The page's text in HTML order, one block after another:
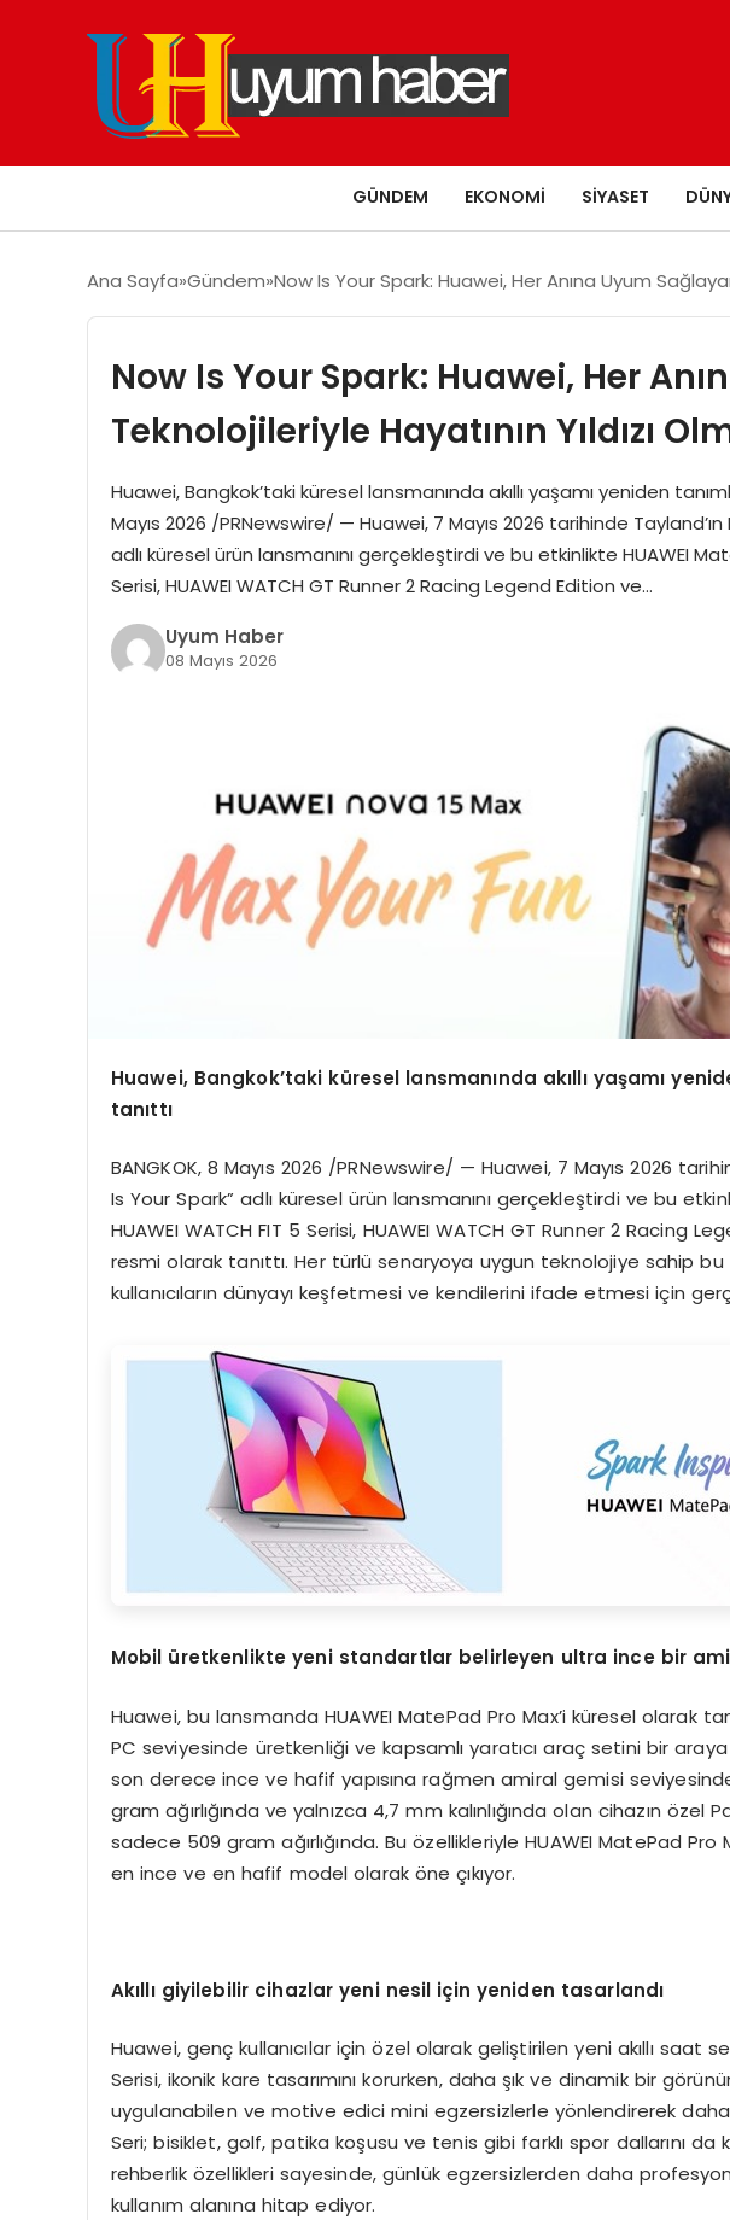
GÜNDEM EKONOMI SIYASET
Ana Sayfa Gündem Now Is Your Spark: Huawei, Her Anına Uyum
Now Is Your Spark: Huawei, Her
Teknolojileriyle Hayatının Yıldızı
Huawei, Bangkok’taki küresel lansmanında akıllı yaşamı yeniden
Mayıs 2026 /PRNewswire/ — Huawei, 7 Mayıs 2026 tarihinde
adlı küresel ürün lansmanını gerçekleştirdi ve bu etkinlikte HUAWEI
Serisi, HUAWEI WATCH GT Runner 2 Racing Legend Edition ve…
Uyum Haber
08 Mayıs 2026
Huawei, Bangkok’taki küresel lansmanında akıllı yaşamı
tanıttı
BANGKOK, 8 Mayıs 2026 /PRNewswire/ — Huawei, 7 Mayıs 2026
Is Your Spark” adlı küresel ürün lansmanını gerçekleştirdi ve bu
HUAWEI WATCH FIT 5 Serisi, HUAWEI WATCH GT Runner 2 Racing
resmi olarak tanıttı. Her türlü senaryoya uygun teknolojiye sahip bu
kullanıcıların dünyayı keşfetmesi ve kendilerini ifade etmesi için
Mobil üretkenlikte yeni standartlar belirleyen ultra ince bir
Huawei, bu lansmanda HUAWEI MatePad Pro Max’i küresel olarak
PC seviyesinde üretkenliği ve kapsamlı yaratıcı araç setini bir
son derece ince ve hafif yapısına rağmen amiral gemisi
gram ağırlığında ve yalnızca 4,7 mm kalınlığında olan cihazın
sadece 509 gram ağırlığında. Bu özellikleriyle HUAWEI MatePad
en ince ve en hafif model olarak öne çıkıyor.
Akıllı giyilebilir cihazlar yeni nesil için yeniden tasarlandı
Huawei, genç kullanıcılar için özel olarak geliştirilen yeni akıllı saat
Serisi, ikonik kare tasarımını korurken, daha şık ve dinamik bir
uygulanabilen ve motive edici mini egzersizlerle yönlendirerek
Seri; bisiklet, golf, patika koşusu ve tenis gibi farklı spor dallarını da
rehberlik özellikleri sayesinde, günlük egzersizlerden daha
kullanım alanına hitap ediyor.